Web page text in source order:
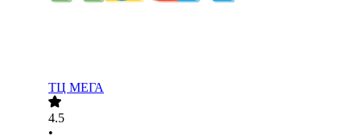
ТЦ МЕГА
4.5
•